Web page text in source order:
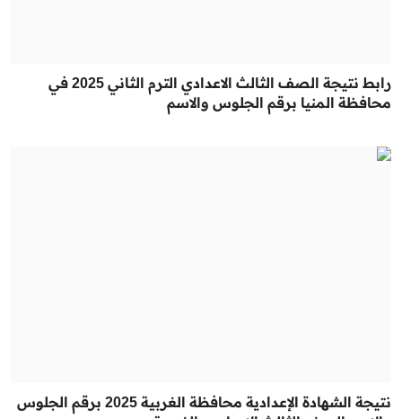
رابط نتيجة الصف الثالث الاعدادي الترم الثاني 2025 في
محافظة المنيا برقم الجلوس والاسم
نتيجة الشهادة الإعدادية محافظة الغربية 2025 برقم الجلوس